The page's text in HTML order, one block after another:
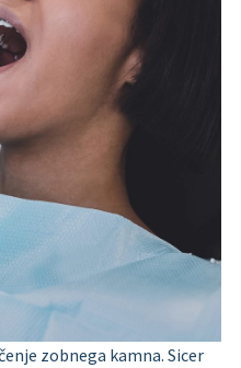
zobnega kamna. Sicer